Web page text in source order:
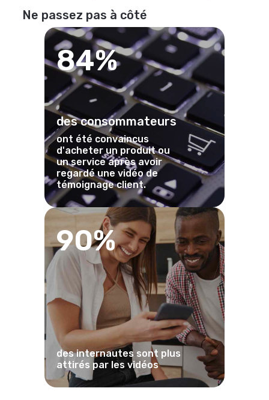
Ne passez pas à côté
84%
des consommateurs
ont été convaincus
d'acheter un produit ou
un service après avoir
regardé une vidéo de
témoignage client.
90%
des internautes sont plus
attirés par les vidéos